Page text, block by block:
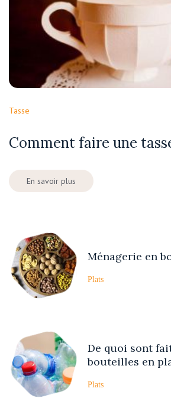
Tasse
Comment faire une
En savoir plus
Ménagerie en
Plats
De quoi sont
bouteilles en
Plats